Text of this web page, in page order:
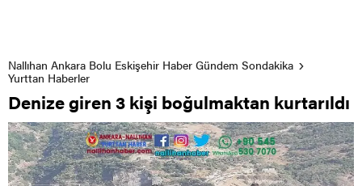
Nallıhan Ankara Bolu Eskişehir Haber Gündem Sondakika
Yurttan Haberler
Denize giren 3 kişi boğulmaktan kurtarıldı